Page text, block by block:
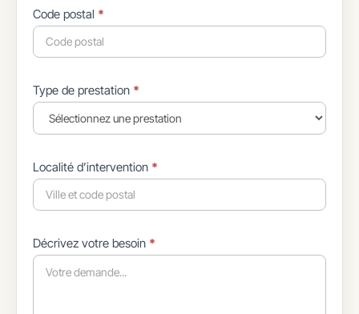
Code postal *
Type de prestation *
Localité d’intervention *
Décrivez votre besoin *